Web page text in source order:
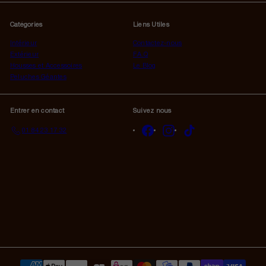
notre
Catégories
Intérieur
Extérieur
Housses et Accessoires
Peluches Géantes
Liens Utiles
Contactez-nous
F.A.Q
Le Blog
Entrer en contact
01 84 23 17 32
Suivez nous
FacebookInstagram